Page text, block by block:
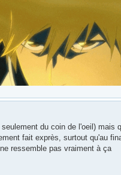
du coin de l'oeil) mais
fait exprès, surtout qu'au
ressemble pas vraiment à ça